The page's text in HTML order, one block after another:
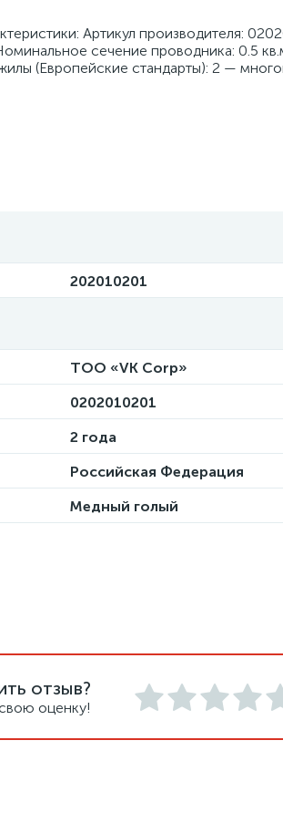
Артикул производителя:
сечение проводника: 0.5
(Европейские стандарты): 2 —
202010201
ТОО «VK Corp»
0202010201
2 года
Российская Федерация
Медный голый
отзыв?
оценку!